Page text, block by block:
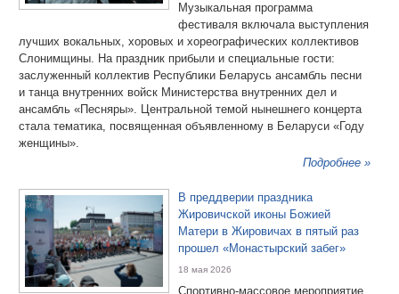
Музыкальная программа
фестиваля включала выступления
лучших вокальных, хоровых и хореографических коллективов
Слонимщины. На праздник прибыли и специальные гости:
заслуженный коллектив Республики Беларусь ансамбль песни
и танца внутренних войск Министерства внутренних дел и
ансамбль «Песняры». Центральной темой нынешнего концерта
стала тематика, посвященная объявленному в Беларуси «Году
женщины».
Подробнее »
В преддверии праздника
Жировичской иконы Божией
Матери в Жировичах в пятый раз
прошел «Монастырский забег»
18 мая 2026
Спортивно-массовое мероприятие